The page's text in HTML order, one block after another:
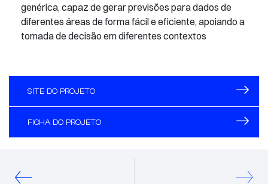
genérica, capaz de gerar previsões para dados de
diferentes áreas de forma fácil e eficiente, apoiando a
tomada de decisão em diferentes contextos
SITE DO PROJETO
FICHA DO PROJETO